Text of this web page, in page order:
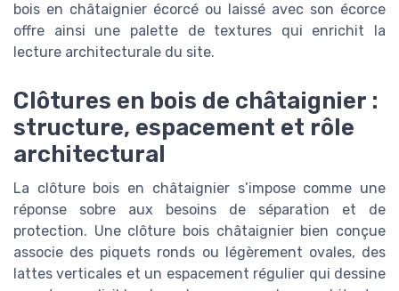
bois en châtaignier écorcé ou laissé avec son écorce
offre ainsi une palette de textures qui enrichit la
lecture architecturale du site.
Clôtures en bois de châtaignier :
structure, espacement et rôle
architectural
La clôture bois en châtaignier s’impose comme une
réponse sobre aux besoins de séparation et de
protection. Une clôture bois châtaignier bien conçue
associe des piquets ronds ou légèrement ovales, des
lattes verticales et un espacement régulier qui dessine